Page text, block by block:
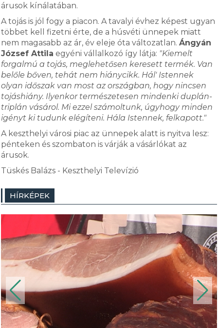
árusok kínálatában.
A tojás is jól fogy a piacon. A tavalyi évhez képest ugyan
többet kell fizetni érte, de a húsvéti ünnepek miatt
nem magasabb az ár, év eleje óta változatlan.Ángyán
József Attila egyéni vállalkozó így látja: "Kiemelt
forgalmú a tojás, meglehetősen keresett termék. Van
belőle bőven, tehát nem hiánycikk. Hál' Istennek
olyan időszak van most az országban, hogy nincsen
tojáshiány. Ilyenkor természetesen mindenki duplán-
triplán vásárol. Mi ezzel számoltunk, úgyhogy minden
igényt ki tudunk elégíteni. Hála Istennek, felkapott."
A keszthelyi városi piac az ünnepek alatt is nyitva lesz:
pénteken és szombaton is várják a vásárlókat az
árusok.
Tüskés Balázs - Keszthelyi Televízió
HÍRKÉPEK